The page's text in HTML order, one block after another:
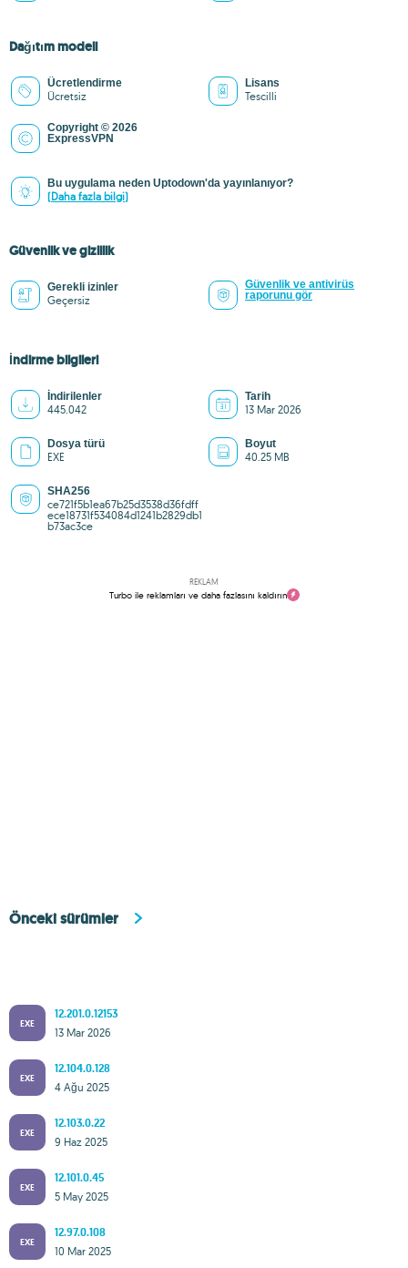
Dağıtım modeli
Ücretlendirme
Ücretsiz
Lisans
Tescilli
Copyright © 2026
ExpressVPN
Bu uygulama neden Uptodown'da yayınlanıyor?
(Daha fazla bilgi)
Güvenlik ve gizlilik
Gerekli izinler
Geçersiz
Güvenlik ve antivirüs
raporunu gör
İndirme bilgileri
İndirilenler
445.042
Tarih
13 Mar 2026
Dosya türü
EXE
Boyut
40.25 MB
SHA256
ce721f5b1ea67b25d3538d36fdff
ece18731f534084d1241b2829db1
b73ac3ce
REKLAM
Turbo ile reklamları ve daha fazlasını kaldırın
Önceki sürümler
EXE
12.201.0.12153
13 Mar 2026
EXE
12.104.0.128
4 Ağu 2025
EXE
12.103.0.22
9 Haz 2025
EXE
12.101.0.45
5 May 2025
EXE
12.97.0.108
10 Mar 2025